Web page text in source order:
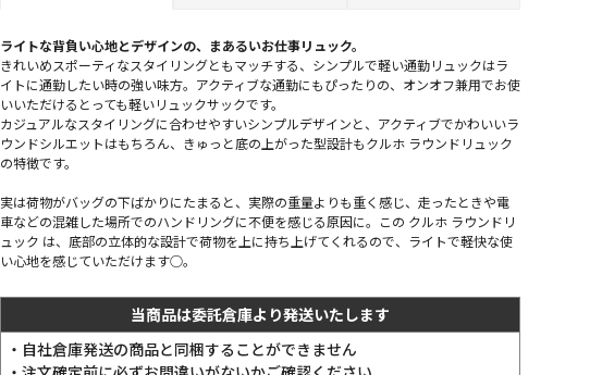
ライトな背負い心地とデザインの、まあるいお仕事リュック。
きれいめスポーティなスタイリングともマッチする、シンプルで軽い通勤リュックはラ
イトに通勤したい時の強い味方。アクティブな通勤にもぴったりの、オンオフ兼用でお使
いいただけるとっても軽いリュックサックです。
カジュアルなスタイリングに合わせやすいシンプルデザインと、アクティブでかわいいラ
ウンドシルエットはもちろん、きゅっと底の上がった型設計もクルホ ラウンドリュック
の特徴です。
実は荷物がバッグの下ばかりにたまると、実際の重量よりも重く感じ、走ったときや電
車などの混雑した場所でのハンドリングに不便を感じる原因に。この クルホ ラウンドリ
ュック は、底部の立体的な設計で荷物を上に持ち上げてくれるので、ライトで軽快な使
い心地を感じていただけます○。
当商品は委託倉庫より発送いたします
・自社倉庫発送の商品と同梱することができません